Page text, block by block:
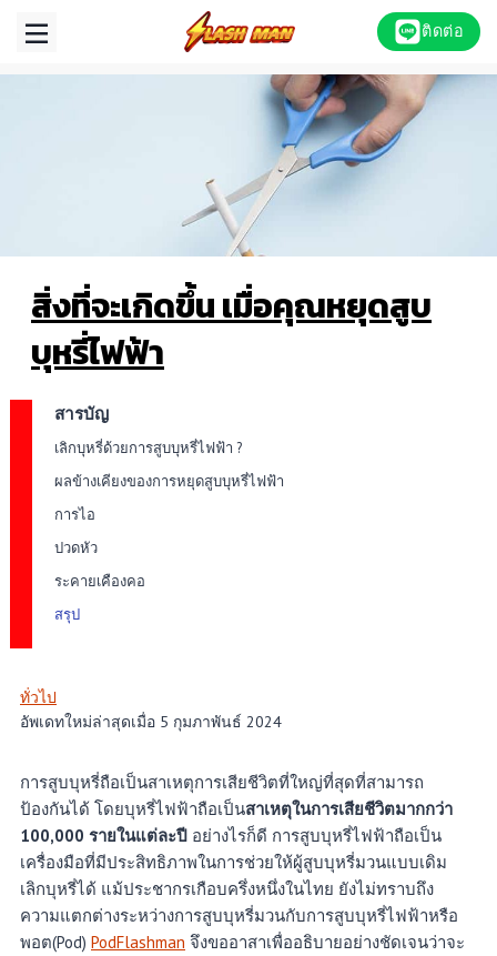
ติดต่อ
สิ่งที่จะเกิดขึ้น เมื่อคุณหยุดสูบ
บุหรี่ไฟฟ้า
สารบัญ
เลิกบุหรี่ด้วยการสูบบุหรี่ไฟฟ้า ?
ผลข้างเคียงของการหยุดสูบบุหรี่ไฟฟ้า
การไอ
ปวดหัว
ระคายเคืองคอ
สรุป
ทั่วไป
อัพเดทใหม่ล่าสุดเมื่อ 5 กุมภาพันธ์ 2024
การสูบบุหรี่ถือเป็นสาเหตุการเสียชีวิตที่ใหญ่ที่สุดที่สามารถ
ป้องกันได้ โดยบุหรี่ไฟฟ้าถือเป็นสาเหตุในการเสียชีวิตมากกว่า
100,000 รายในแต่ละปี อย่างไรก็ดี การสูบบุหรี่ไฟฟ้าถือเป็น
เครื่องมือที่มีประสิทธิภาพในการช่วยให้ผู้สูบบุหรี่มวนแบบเดิม
เลิกบุหรี่ได้ แม้ประชากรเกือบครึ่งหนึ่งในไทย ยังไม่ทราบถึง
ความแตกต่างระหว่างการสูบบุหรี่มวนกับการสูบบุหรี่ไฟฟ้าหรือ
พอต(Pod) PodFlashman จึงขออาสาเพื่ออธิบายอย่างชัดเจนว่าจะ